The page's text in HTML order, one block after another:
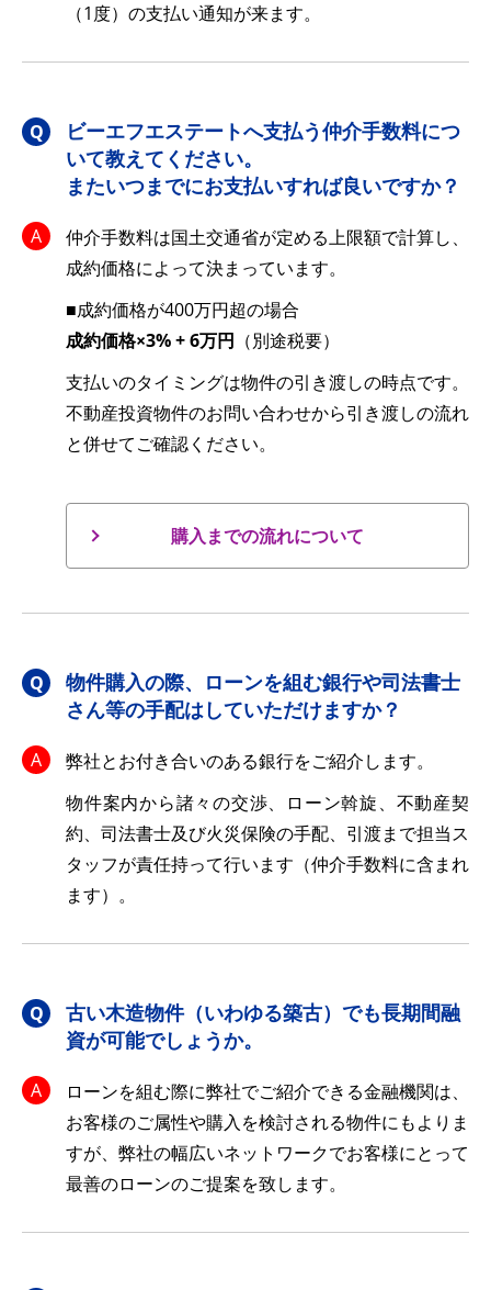
（1度）の支払い通知が来ます。
ビーエフエステートへ支払う仲介手数料につ
いて教えてください。
またいつまでにお支払いすれば良いですか？
仲介手数料は国土交通省が定める上限額で計算し、
成約価格によって決まっています。
■成約価格が400万円超の場合
成約価格×3% + 6万円 （別途税要）
支払いのタイミングは物件の引き渡しの時点です。
不動産投資物件のお問い合わせから引き渡しの流れ
と併せてご確認ください。
購入までの流れについて
物件購入の際、ローンを組む銀行や司法書士
さん等の手配はしていただけますか？
弊社とお付き合いのある銀行をご紹介します。
物件案内から諸々の交渉、ローン斡旋、不動産契
約、司法書士及び火災保険の手配、引渡まで担当ス
タッフが責任持って行います（仲介手数料に含まれ
ます）。
古い木造物件（いわゆる築古）でも長期間融
資が可能でしょうか。
ローンを組む際に弊社でご紹介できる金融機関は、
お客様のご属性や購入を検討される物件にもよりま
すが、弊社の幅広いネットワークでお客様にとって
最善のローンのご提案を致します。